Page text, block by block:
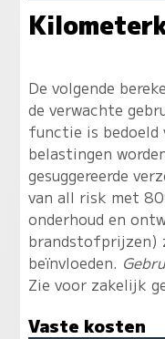
De volgende
de verwachte
functie is
belastingen
gesuggereerde
van all risk met
onderhoud en
brandstofprijzen)
beïnvloeden.
Zie voor zakelijk
Vaste kosten